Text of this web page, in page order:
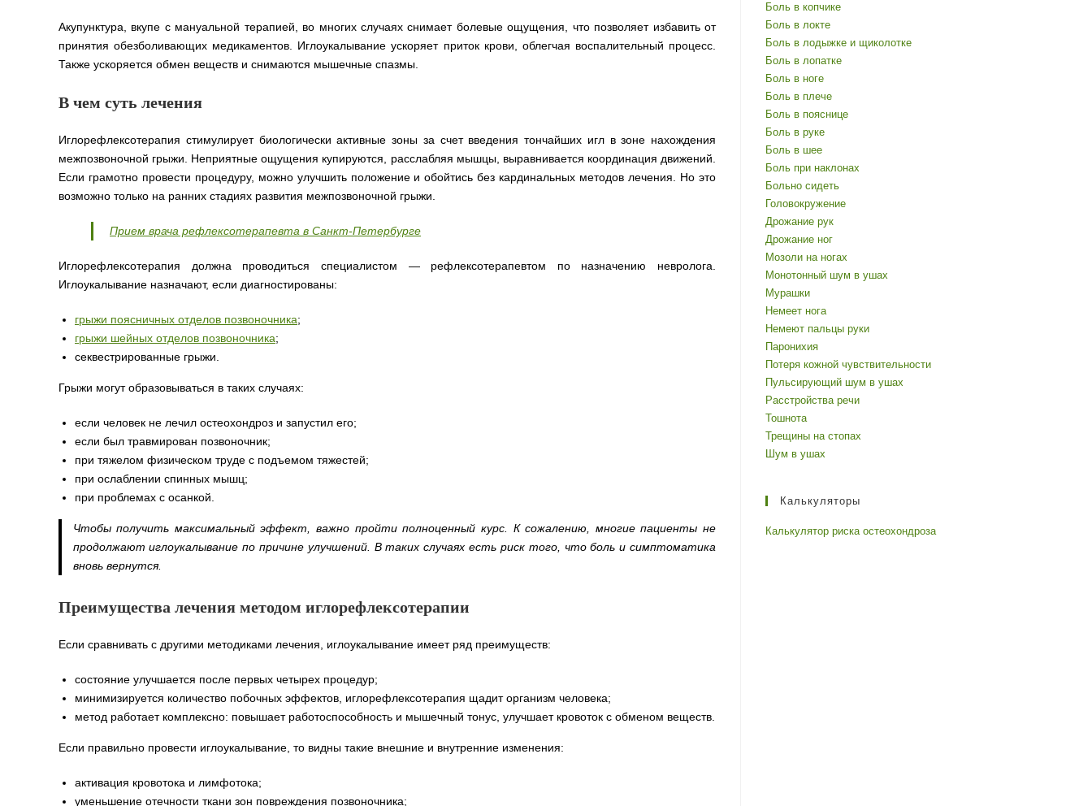
Акупунктура, вкупе с мануальной терапией, во многих случаях снимает болевые ощущения, что позволяет избавить от
принятия обезболивающих медикаментов. Иглоукалывание ускоряет приток крови, облегчая воспалительный процесс.
Также ускоряется обмен веществ и снимаются мышечные спазмы.
В чем суть лечения
Иглорефлексотерапия стимулирует биологически активные зоны за счет введения тончайших игл в зоне нахождения
межпозвоночной грыжи. Неприятные ощущения купируются, расслабляя мышцы, выравнивается координация движений.
Если грамотно провести процедуру, можно улучшить положение и обойтись без кардинальных методов лечения. Но это
возможно только на ранних стадиях развития межпозвоночной грыжи.
Прием врача рефлексотерапевта в Санкт-Петербурге
Иглорефлексотерапия должна проводиться специалистом — рефлексотерапевтом по назначению невролога.
Иглоукалывание назначают, если диагностированы:
грыжи поясничных отделов позвоночника;
грыжи шейных отделов позвоночника;
секвестрированные грыжи.
Грыжи могут образовываться в таких случаях:
если человек не лечил остеохондроз и запустил его;
если был травмирован позвоночник;
при тяжелом физическом труде с подъемом тяжестей;
при ослаблении спинных мышц;
при проблемах с осанкой.
Чтобы получить максимальный эффект, важно пройти полноценный курс. К сожалению, многие пациенты не
продолжают иглоукалывание по причине улучшений. В таких случаях есть риск того, что боль и симптоматика
вновь вернутся.
Преимущества лечения методом иглорефлексотерапии
Если сравнивать с другими методиками лечения, иглоукалывание имеет ряд преимуществ:
состояние улучшается после первых четырех процедур;
минимизируется количество побочных эффектов, иглорефлексотерапия щадит организм человека;
метод работает комплексно: повышает работоспособность и мышечный тонус, улучшает кровоток с обменом веществ.
Если правильно провести иглоукалывание, то видны такие внешние и внутренние изменения:
активация кровотока и лимфотока;
уменьшение отечности ткани зон повреждения позвоночника;
Боль в копчике
Боль в локте
Боль в лодыжке и щиколотке
Боль в лопатке
Боль в ноге
Боль в плече
Боль в пояснице
Боль в руке
Боль в шее
Боль при наклонах
Больно сидеть
Головокружение
Дрожание рук
Дрожание ног
Мозоли на ногах
Монотонный шум в ушах
Мурашки
Немеет нога
Немеют пальцы руки
Паронихия
Потеря кожной чувствительности
Пульсирующий шум в ушах
Расстройства речи
Тошнота
Трещины на стопах
Шум в ушах
Калькуляторы
Калькулятор риска остеохондроза